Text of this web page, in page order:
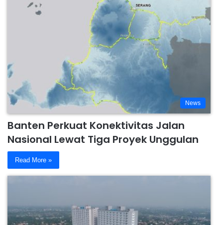
News
Banten Perkuat Konektivitas Jalan
Nasional Lewat Tiga Proyek Unggulan
Read More »